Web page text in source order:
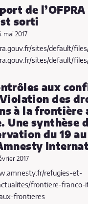
de
sorti
mai 2017
sites/default/
sites/default/
aux
des
à la frontière
Une synthèse
du 19
2017
refugies-et-
frontiere-franco-
frontieres